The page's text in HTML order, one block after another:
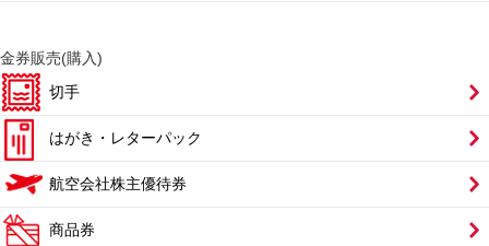
金券販売(購入)
切手
はがき・レターパック
航空会社株主優待券
商品券